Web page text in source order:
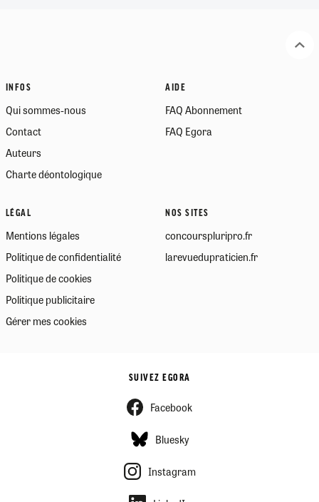
INFOS
Qui sommes-nous
Contact
Auteurs
Charte déontologique
AIDE
FAQ Abonnement
FAQ Egora
LÉGAL
Mentions légales
Politique de confidentialité
Politique de cookies
Politique publicitaire
Gérer mes cookies
NOS SITES
concourspluripro.fr
larevuedupraticien.fr
SUIVEZ EGORA
Facebook
Bluesky
Instagram